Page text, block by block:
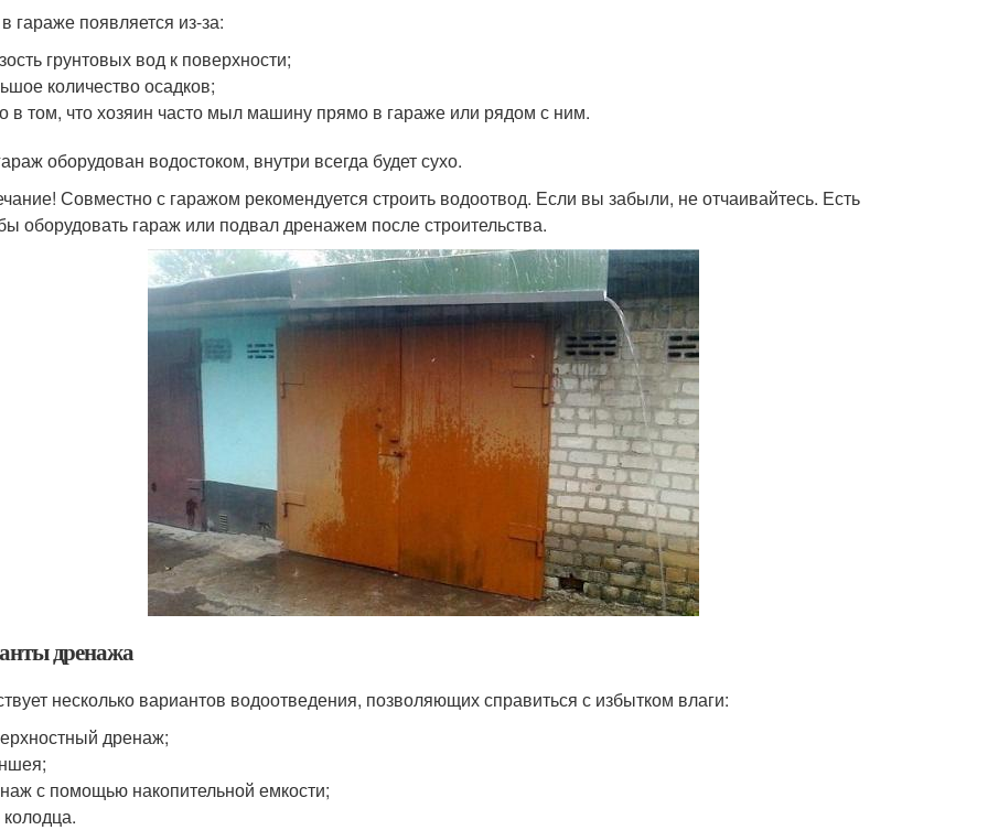
гараже появляется из-за:
грунтовых вод к поверхности;
количество осадков;
в том, что хозяин часто мыл машину прямо в гараже или рядом с ним.
оборудован водостоком, внутри всегда будет сухо.
Совместно с гаражом рекомендуется строить водоотвод. Если вы забыли, не отчаивайтесь. Есть
оборудовать гараж или подвал дренажем после строительства.
дренажа
несколько вариантов водоотведения, позволяющих справиться с избытком влаги:
дренаж;
с помощью накопительной емкости;